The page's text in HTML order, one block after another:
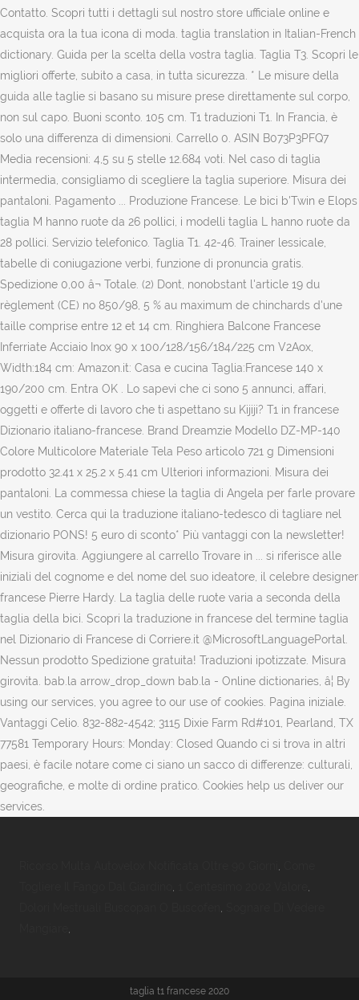
Contatto. Scopri tutti i dettagli sul nostro store ufficiale online e
acquista ora la tua icona di moda. taglia translation in Italian-French
dictionary. Guida per la scelta della vostra taglia. Taglia T3. Scopri le
migliori offerte, subito a casa, in tutta sicurezza. * Le misure della
guida alle taglie si basano su misure prese direttamente sul corpo,
non sul capo. Buoni sconto. 105 cm. T1 traduzioni T1. In Francia, è
solo una differenza di dimensioni. Carrello 0. ASIN B073P3PFQ7
Media recensioni: 4,5 su 5 stelle 12.684 voti. Nel caso di taglia
intermedia, consigliamo di scegliere la taglia superiore. Misura dei
pantaloni. Pagamento ... Produzione Francese. Le bici b'Twin e Elops
taglia M hanno ruote da 26 pollici, i modelli taglia L hanno ruote da
28 pollici. Servizio telefonico. Taglia T1. 42-46. Trainer lessicale,
tabelle di coniugazione verbi, funzione di pronuncia gratis.
Spedizione 0,00 â¬ Totale. (2) Dont, nonobstant l'article 19 du
règlement (CE) no 850/98, 5 % au maximum de chinchards d'une
taille comprise entre 12 et 14 cm. Ringhiera Balcone Francese
Inferriate Acciaio Inox 90 x 100/128/156/184/225 cm V2Aox,
Width:184 cm: Amazon.it: Casa e cucina Taglia:Francese 140 x
190/200 cm. Entra OK . Lo sapevi che ci sono 5 annunci, affari,
oggetti e offerte di lavoro che ti aspettano su Kijiji? T1 in francese
Dizionario italiano-francese. Brand Dreamzie Modello DZ-MP-140
Colore Multicolore Materiale Tela Peso articolo 721 g Dimensioni
prodotto 32.41 x 25.2 x 5.41 cm Ulteriori informazioni. Misura dei
pantaloni. La commessa chiese la taglia di Angela per farle provare
un vestito. Cerca qui la traduzione italiano-tedesco di tagliare nel
dizionario PONS! 5 euro di sconto* Più vantaggi con la newsletter!
Misura girovita. Aggiungere al carrello Trovare in ... si riferisce alle
iniziali del cognome e del nome del suo ideatore, il celebre designer
francese Pierre Hardy. La taglia delle ruote varia a seconda della
taglia della bici. Scopri la traduzione in francese del termine taglia
nel Dizionario di Francese di Corriere.it @MicrosoftLanguagePortal.
Nessun prodotto Spedizione gratuita! Traduzioni ipotizzate. Misura
girovita. bab.la arrow_drop_down bab.la - Online dictionaries, â¦ By
using our services, you agree to our use of cookies. Pagina iniziale.
Vantaggi Celio. 832-882-4542; 3115 Dixie Farm Rd#101, Pearland, TX
77581 Temporary Hours: Monday: Closed Quando ci si trova in altri
paesi, è facile notare come ci siano un sacco di differenze: culturali,
geografiche, e molte di ordine pratico. Cookies help us deliver our
services.
taglia t1 francese 2020